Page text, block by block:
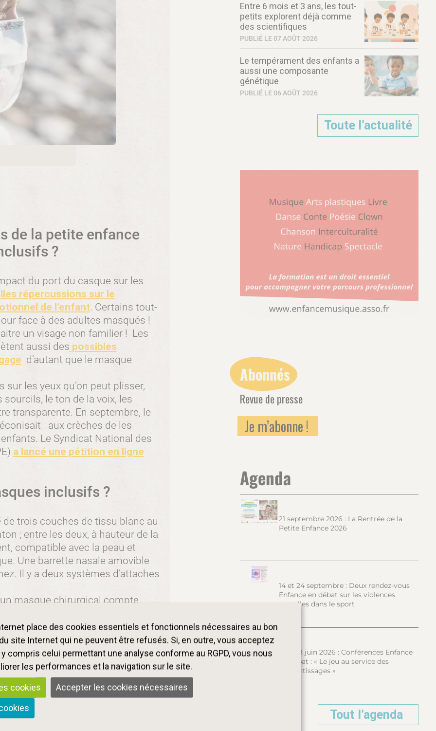
place des cookies essentiels et fonctionnels nécessaires au bon
site Internet qui ne peuvent être refusés. Si, en outre, vous acceptez
compris celui permettant une analyse conforme au RGPD, vous nous
les performances et la navigation sur le site.
cookies
Accepter les cookies nécessaires
de la petite enfance
?
du port du casque sur les
répercussions sur le
de l’enfant. Certains tout-
face à des adultes masqués !
un visage non familier ! Les
aussi des possibles
d’autant que le masque
les yeux qu’on peut plisser,
le ton de la voix, les
transparente. En septembre, le
aux crèches de les
Le Syndicat National des
a lancé une pétition en ligne
inclusifs ?
trois couches de tissu blanc au
; entre les deux, à hauteur de la
compatible avec la peau et
Une barrette nasale amovible
Il y a deux systèmes d’attaches
masque chirurgical compte
à coller. Question forme, le
les orthophonistes à une
couvrir le bas du visage, de ne
respiration des matériaux. Et
plusieurs marques ont opté
motifs.)
doivent pas être portés plus de
(dans un filet) à 60°. Mais
Entre 6 mois et 3 ans, les tout-
petits explorent déjà comme
des scientifiques
PUBLIÉ LE 07 AOÛT 2026
Le tempérament des enfants a
aussi une composante
génétique
PUBLIÉ LE 06 AOÛT 2026
Toute l’actualité
Abonnés
Revue de presse
Je m’abonne !
Agenda
21 septembre 2026 : La Rentrée de la
Petite Enfance 2026
14 et 24 septembre : Deux rendez-vous
Enfance en débat sur les violences
sexuelles dans le sport
15 et 18 juin 2026 : Conférences Enfance
en débat : « Le jeu au service des
apprentissages »
Tout l’agenda